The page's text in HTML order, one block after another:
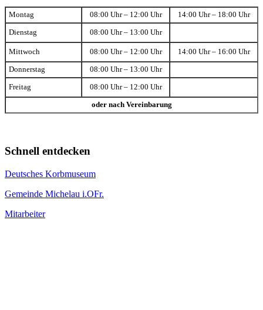
Montag 08:00 Uhr – 12:00 Uhr 14:00 Uhr – 18:00 Uhr
Dienstag 08:00 Uhr – 13:00 Uhr
Mittwoch 08:00 Uhr – 12:00 Uhr 14:00 Uhr – 16:00 Uhr
Donnerstag 08:00 Uhr – 13:00 Uhr
Freitag 08:00 Uhr – 12:00 Uhr
oder nach Vereinbarung
Schnell entdecken
Deutsches Korbmuseum
Gemeinde Michelau i.OFr.
Mitarbeiter